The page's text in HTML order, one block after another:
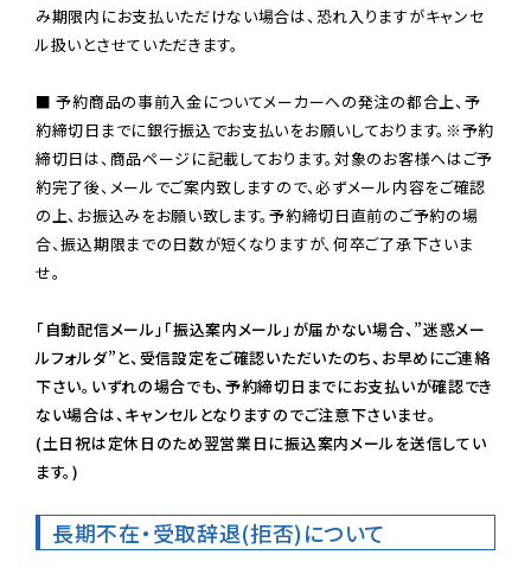
み期限内にお支払いただけない場合は、恐れ入りますがキャンセ
ル扱いとさせていただきます。
■ 予約商品の事前入金についてメーカーへの発注の都合上、予
約締切日までに銀行振込でお支払いをお願いしております。※予約
締切日は、商品ページに記載しております。対象のお客様へはご予
約完了後、メールでご案内致しますので、必ずメール内容をご確認
の上、お振込みをお願い致します。予約締切日直前のご予約の場
合、振込期限までの日数が短くなりますが、何卒ご了承下さいま
せ。
「自動配信メール」「振込案内メール」が届かない場合、”迷惑メー
ルフォルダ”と、受信設定をご確認いただいたのち、お早めにご連絡
下さい。いずれの場合でも、予約締切日までにお支払いが確認でき
ない場合は、キャンセルとなりますのでご注意下さいませ。
(土日祝は定休日のため翌営業日に振込案内メールを送信してい
ます。)
長期不在・受取辞退(拒否)について